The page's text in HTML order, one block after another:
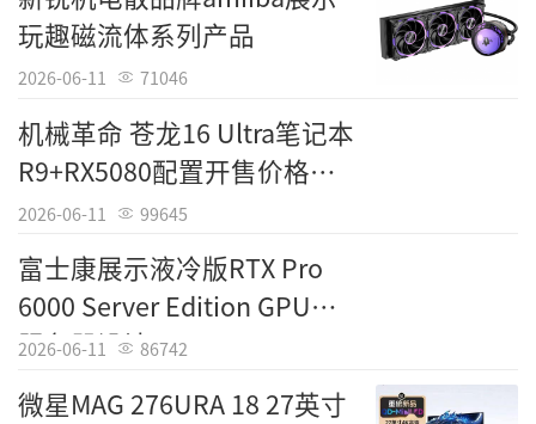
玩趣磁流体系列产品
2026-06-11 71046
机械革命 苍龙16 Ultra笔记本
R9+RX5080配置开售价格
18999元
2026-06-11 99645
富士康展示液冷版RTX Pro
6000 Server Edition GPU为
服务器设计
2026-06-11 86742
微星MAG 276URA 18 27英寸